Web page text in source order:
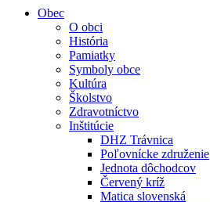
Obec
O obci
História
Pamiatky
Symboly obce
Kultúra
Školstvo
Zdravotníctvo
Inštitúcie
DHZ Trávnica
Poľovnícke združenie
Jednota dôchodcov
Červený kríž
Matica slovenská